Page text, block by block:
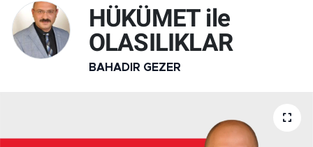
HÜKÜMET ile
OLASILIKLAR
BAHADIR GEZER